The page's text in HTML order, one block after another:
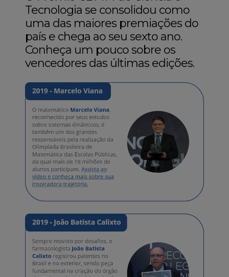
Tecnologia se consolidou como
uma das maiores premiações do
país e chega ao seu sexto ano.
Conheça um pouco sobre os
vencedores das últimas edições.